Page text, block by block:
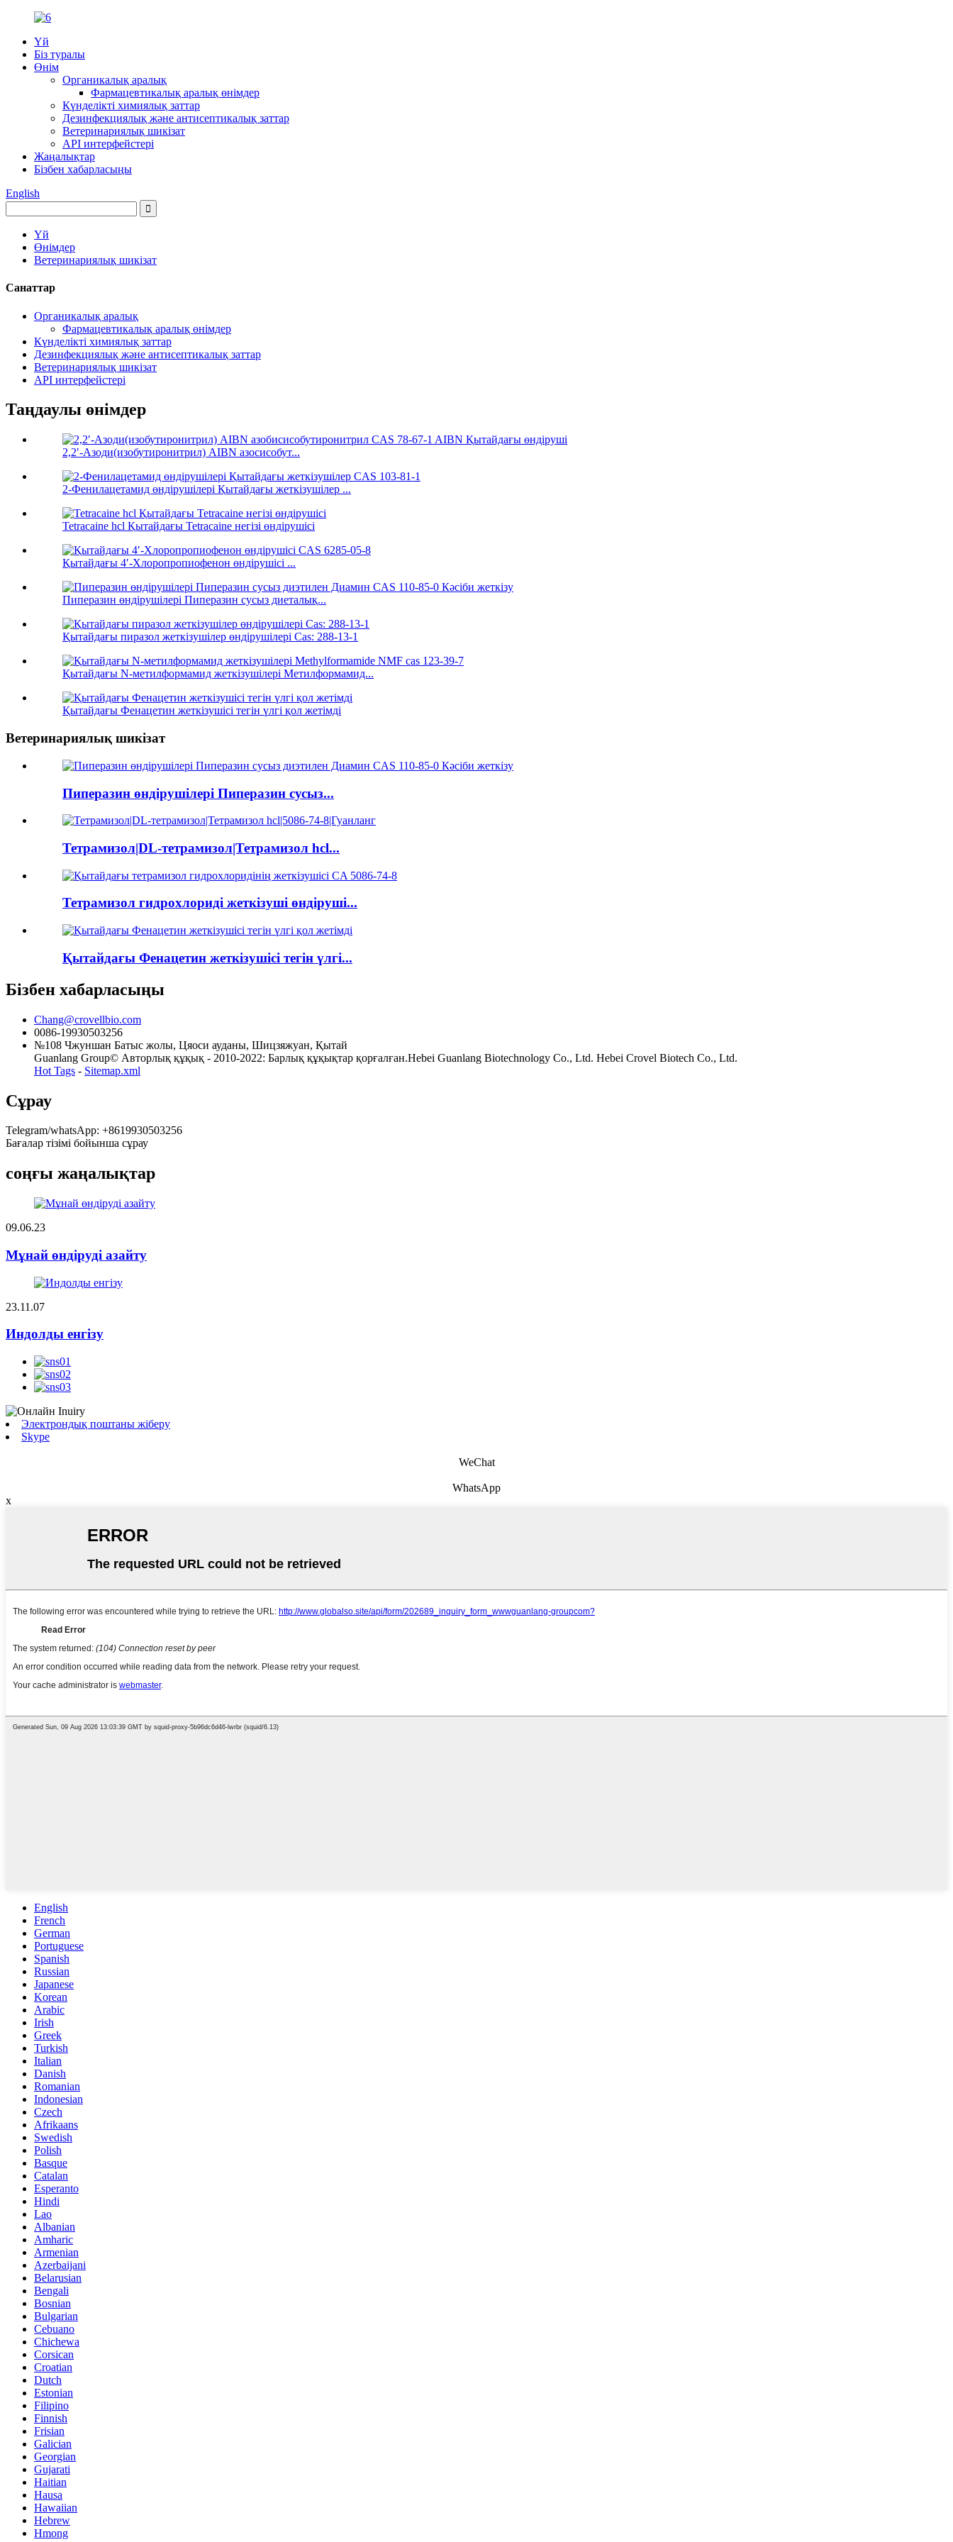
Үй
Біз туралы
Өнім
Органикалық аралық
Фармацевтикалық аралық өнімдер
Күнделікті химиялық заттар
Дезинфекциялық және антисептикалық заттар
Ветеринариялық шикізат
API интерфейстері
Жаңалықтар
Бізбен хабарласыңы
English
Үй
Өнімдер
Ветеринариялық шикізат
Санаттар
Органикалық аралық
Фармацевтикалық аралық өнімдер
Күнделікті химиялық заттар
Дезинфекциялық және антисептикалық заттар
Ветеринариялық шикізат
API интерфейстері
Таңдаулы өнімдер
2,2′-Азоди(изобутиронитрил) AIBN азосисобут...
2-Фенилацетамид өндірушілері Қытайдағы жеткізушілер ...
Tetracaine hcl Қытайдағы Tetracaine негізі өндірушісі
Қытайдағы 4′-Хлоропропиофенон өндірушісі ...
Пиперазин өндірушілері Пиперазин сусыз диеталық...
Қытайдағы пиразол жеткізушілер өндірушілері Cas: 288-13-1
Қытайдағы N-метилформамид жеткізушілері Метилформамид...
Қытайдағы Фенацетин жеткізушісі тегін үлгі қол жетімді
Ветеринариялық шикізат
Пиперазин өндірушілері Пиперазин сусыз...
Тетрамизол|DL-тетрамизол|Тетрамизол hcl...
Тетрамизол гидрохлориді жеткізуші өндіруші...
Қытайдағы Фенацетин жеткізушісі тегін үлгі...
Бізбен хабарласыңы
Chang@crovellbio.com
0086-19930503256
№108 Чжуншан Батыс жолы, Цяоси ауданы, Шицзяжуан, Қытай
Guanlang Group© Авторлық құқық - 2010-2022: Барлық құқықтар қорғалған.Hebei Guanlang Biotechnology Co., Ltd. Hebei Crovel Biotech Co., Ltd.
Hot Tags - Sitemap.xml
Сұрау
Telegram/whatsApp: +8619930503256
Бағалар тізімі бойынша сұрау
соңғы жаңалықтар
09.06.23
Мұнай өндіруді азайту
23.11.07
Индолды енгізу
Электрондық поштаны жіберу
Skype
WeChat
WhatsApp
x
English
French
German
Portuguese
Spanish
Russian
Japanese
Korean
Arabic
Irish
Greek
Turkish
Italian
Danish
Romanian
Indonesian
Czech
Afrikaans
Swedish
Polish
Basque
Catalan
Esperanto
Hindi
Lao
Albanian
Amharic
Armenian
Azerbaijani
Belarusian
Bengali
Bosnian
Bulgarian
Cebuano
Chichewa
Corsican
Croatian
Dutch
Estonian
Filipino
Finnish
Frisian
Galician
Georgian
Gujarati
Haitian
Hausa
Hawaiian
Hebrew
Hmong